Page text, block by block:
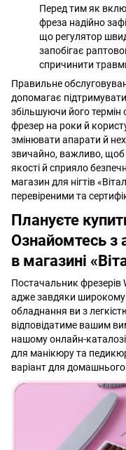
Перед тим як
фреза надійно
що регулятор
запобігає
спричинити
Правильне
допомагає
збільшуючи його
фрезер на роки й
змінювати апарати й
звичайно, важливо, щоб
якості й сприяло
магазин для нігтів
перевіреними та
Плануєте
Ознайомтесь з
в магазині
Постачальник фрезерів
адже завдяки широкому
обладнання ви з
відповідатиме вашим
нашому онлайн-
для манікюру та
варіант для